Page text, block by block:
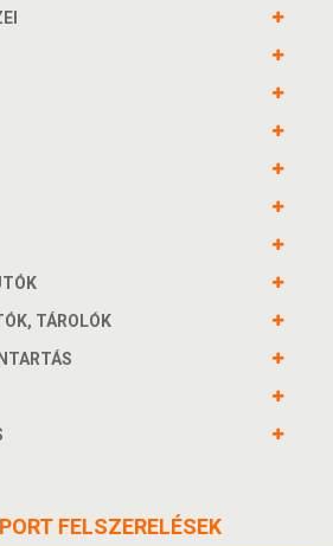
TÁROLÓK
FELSZERELÉSEK